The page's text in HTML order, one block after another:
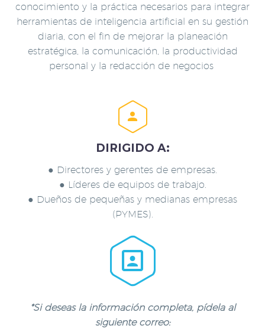
conocimiento y la práctica necesarios para integrar
herramientas de inteligencia artificial en su gestión
diaria, con el fin de mejorar la planeación
estratégica, la comunicación, la productividad
personal y la redacción de negocios


DIRIGIDO A:
● Directores y gerentes de empresas.
● Líderes de equipos de trabajo.
● Dueños de pequeñas y medianas empresas
(PYMES).


*Si deseas la información completa, pídela al
siguiente correo: